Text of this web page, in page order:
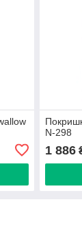
N-298
1 886